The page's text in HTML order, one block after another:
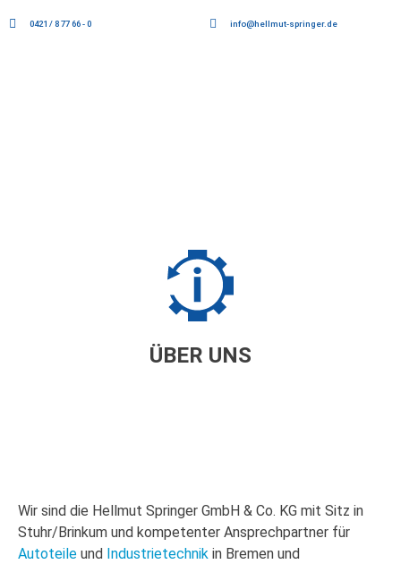
0421 / 8 77 66 - 0 info@hellmut-springer.de
ÜBER UNS
Wir sind die Hellmut Springer GmbH & Co. KG mit Sitz in
Stuhr/Brinkum und kompetenter Ansprechpartner für
Autoteile und Industrietechnik in Bremen und